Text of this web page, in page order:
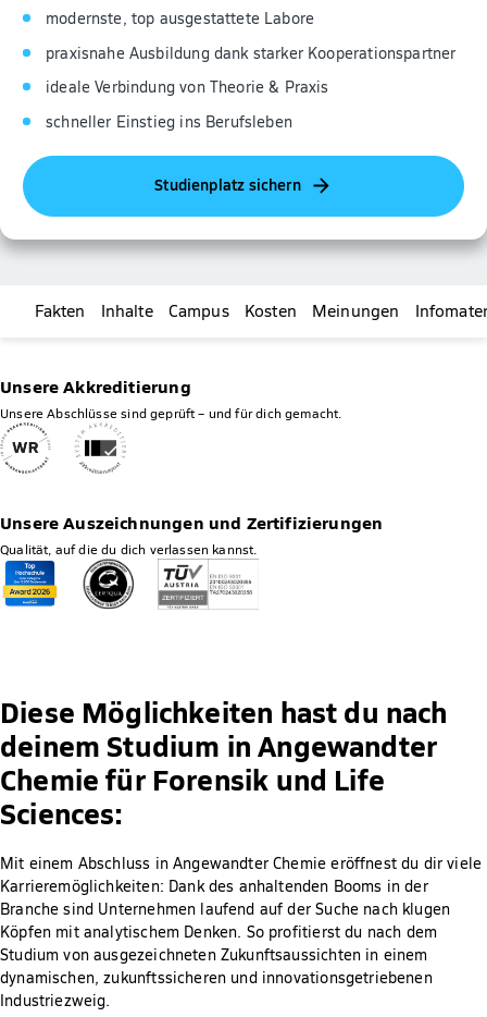
modernste, top ausgestattete Labore
praxisnahe Ausbildung dank starker Kooperationspartner
ideale Verbindung von Theorie & Praxis
schneller Einstieg ins Berufsleben
Studienplatz sichern
Fakten Inhalte Campus Kosten Meinungen
Unsere Akkreditierung
Unsere Abschlüsse sind geprüft – und für dich gemacht.
Unsere Auszeichnungen und Zertifizierungen
Qualität, auf die du dich verlassen kannst.
Diese Möglichkeiten hast du nach
deinem Studium in Angewandter
Chemie für Forensik und Life
Sciences:
Mit einem Abschluss in Angewandter Chemie eröffnest du dir viele
Karrieremöglichkeiten: Dank des anhaltenden Booms in der
Branche sind Unternehmen laufend auf der Suche nach klugen
Köpfen mit analytischem Denken. So profitierst du nach dem
Studium von ausgezeichneten Zukunftsaussichten in einem
dynamischen, zukunftssicheren und innovationsgetriebenen
Industriezweig.